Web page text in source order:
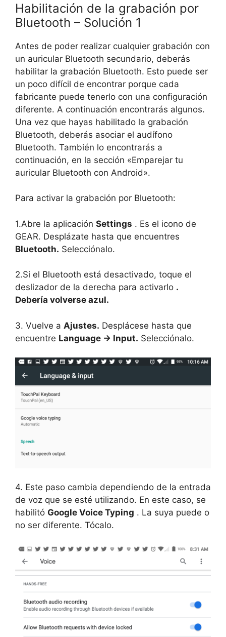
Habilitación de la grabación por
Bluetooth – Solución 1
Antes de poder realizar cualquier grabación con
un auricular Bluetooth secundario, deberás
habilitar la grabación Bluetooth. Esto puede ser
un poco difícil de encontrar porque cada
fabricante puede tenerlo con una configuración
diferente. A continuación encontrarás algunos.
Una vez que hayas habilitado la grabación
Bluetooth, deberás asociar el audífono
Bluetooth. También lo encontrarás a
continuación, en la sección «Emparejar tu
auricular Bluetooth con Android».
Para activar la grabación por Bluetooth:
1.Abre la aplicación Settings . Es el icono de
GEAR. Desplázate hasta que encuentres
Bluetooth. Selecciónalo.
2.Si el Bluetooth está desactivado, toque el
deslizador de la derecha para activarlo .
Debería volverse azul.
3. Vuelve a Ajustes. Desplácese hasta que
encuentre Language -> Input. Selecciónalo.
4. Este paso cambia dependiendo de la entrada
de voz que se esté utilizando. En este caso, se
habilitó Google Voice Typing . La suya puede o
no ser diferente. Tócalo.